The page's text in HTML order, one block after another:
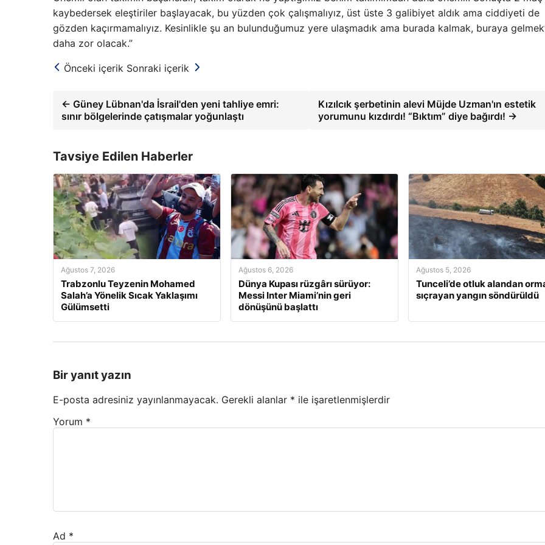
kaybedersek eleştiriler başlayacak, bu yüzden çok çalışmalıyız, üst üste 3 galibiyet aldık ama ciddiyeti de
gözden kaçırmamalıyız. Kesinlikle şu an bulunduğumuz yere ulaşmadık ama burada kalmak, buraya
daha zor olacak.”
Önceki içerik Sonraki içerik
← Güney Lübnan'da İsrail'den yeni tahliye emri:
sınır bölgelerinde çatışmalar yoğunlaştı
Kızılcık şerbetinin alevi Müjde Uzman'ın estetik
yorumunu kızdırdı! “Bıktım” diye bağırdı! →
Tavsiye Edilen Haberler
Ağustos 7, 2026
Trabzonlu Teyzenin Mohamed
Salah’a Yönelik Sıcak Yaklaşımı
Gülümsetti
Ağustos 6, 2026
Dünya Kupası rüzgârı sürüyor:
Messi Inter Miami’nin geri
dönüşünü başlattı
Ağustos 5, 2026
Tunceli’de otluk alandan
sıçrayan yangın söndürüldü
Bir yanıt yazın
E-posta adresiniz yayınlanmayacak. Gerekli alanlar * ile işaretlenmişlerdir
Yorum *
Ad *